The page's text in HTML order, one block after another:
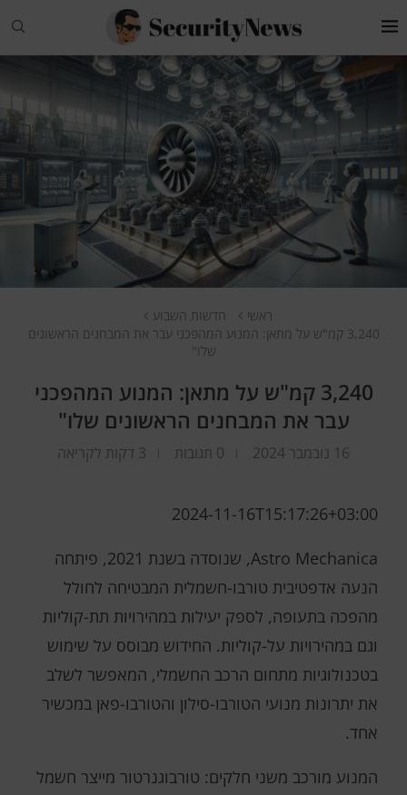
ראשי
חדשות השבוע
3,240 קמ"ש על מתאן: המנוע המהפכני עבר את המבחנים הראשונים
שלו"
3,240 קמ"ש על מתאן: המנוע המהפכני
עבר את המבחנים הראשונים שלו"
16 נובמבר 2024 0 תגובות 3 דקות לקריאה
2024-11-16T15:17:26+03:00
Astro Mechanica, שנוסדה בשנת 2021, פיתחה
הנעה אדפטיבית טורבו-חשמלית המבטיחה לחולל
מהפכה בתעופה, לספק יעילות במהירויות תת-קוליות
וגם במהירויות על-קוליות. החידוש מבוסס על שימוש
בטכנולוגיות מתחום הרכב החשמלי, המאפשר לשלב
את יתרונות מנועי הטורבו-סילון והטורבו-פאן במכשיר
אחד.
המנוע מורכב משני חלקים: טורבוגנרטור מייצר חשמל